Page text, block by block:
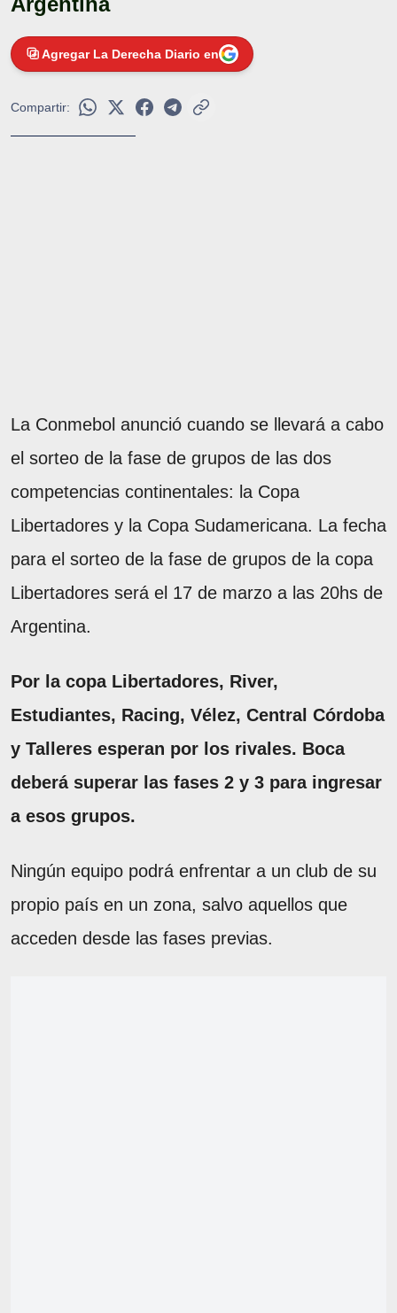
Agregar La Derecha Diario en
Compartir:
La Conmebol anunció cuando se llevará a cabo
el sorteo de la fase de grupos de las dos
competencias continentales: la Copa
Libertadores y la Copa Sudamericana. La fecha
para el sorteo de la fase de grupos de la copa
Libertadores será el 17 de marzo a las 20hs de
Argentina.
Por la copa Libertadores, River,
Estudiantes, Racing, Vélez, Central Córdoba
y Talleres esperan por los rivales. Boca
deberá superar las fases 2 y 3 para ingresar
a esos grupos.
Ningún equipo podrá enfrentar a un club de su
propio país en un zona, salvo aquellos que
acceden desde las fases previas.